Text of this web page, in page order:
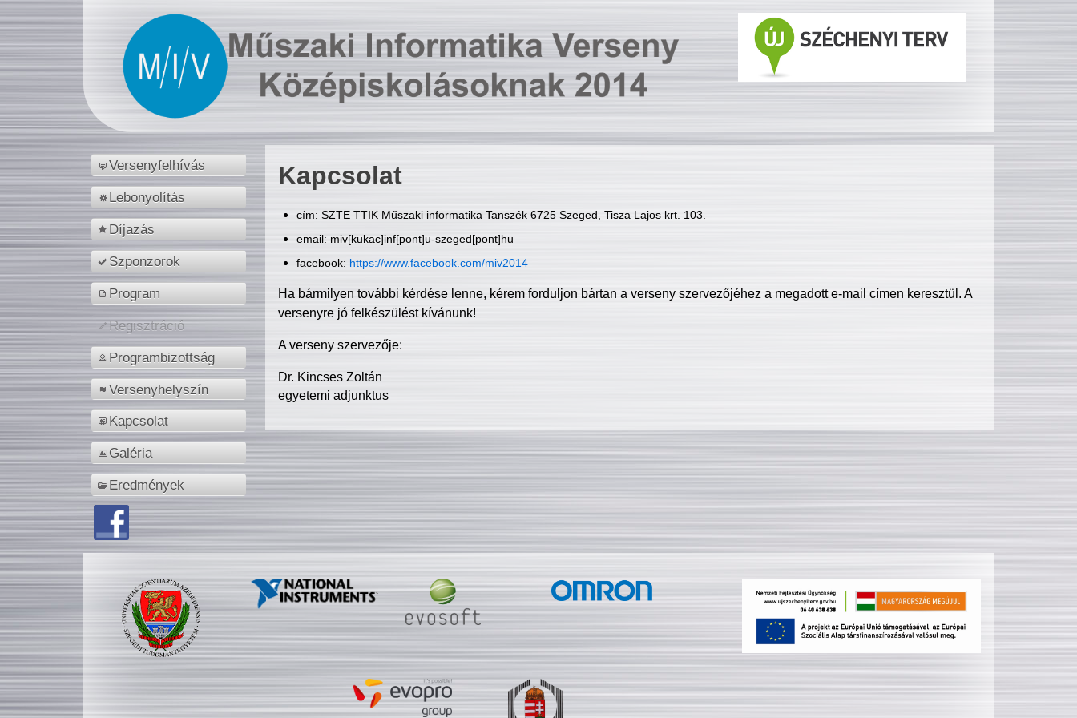
Versenyfelhívás
Lebonyolítás
Díjazás
Szponzorok
Program
Regisztráció
Programbizottság
Versenyhelyszín
Kapcsolat
Galéria
Eredmények
Kapcsolat
cím: SZTE TTIK Műszaki informatika Tanszék 6725 Szeged, Tisza Lajos krt. 103.
email: miv[kukac]inf[pont]u-szeged[pont]hu
facebook: https://www.facebook.com/miv2014
Ha bármilyen további kérdése lenne, kérem forduljon bártan a verseny szervezőjéhez a megadott e-mail címen keresztül. A
versenyre jó felkészülést kívánunk!
A verseny szervezője:
Dr. Kincses Zoltán
egyetemi adjunktus